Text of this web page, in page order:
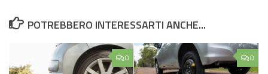
POTREBBERO INTERESSARTI ANCHE...
0 0